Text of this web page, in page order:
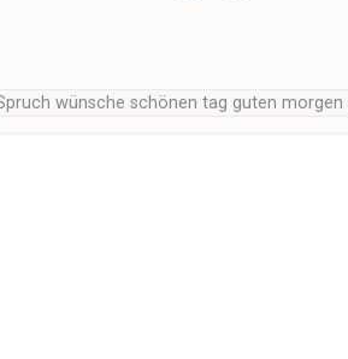
wünsche schönen tag guten